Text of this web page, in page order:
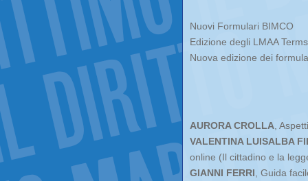
Nuovi Formulari BIMCO
Edizione degli LMAA
Nuova edizione dei
AURORA CROLLA ,
VALENTINA LUISALBA
online (Il cittadino e la
GIANNI FERRI , Guida